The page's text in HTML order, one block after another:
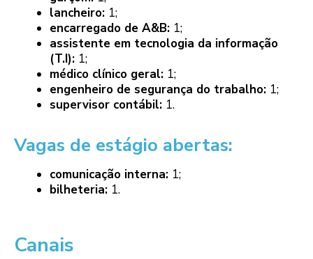
lancheiro: 1;
encarregado de A&B: 1;
assistente em tecnologia da informação
(T.I): 1;
médico clínico geral: 1;
engenheiro de segurança do trabalho: 1;
supervisor contábil: 1.
Vagas de estágio abertas:
comunicação interna: 1;
bilheteria: 1.
Canais